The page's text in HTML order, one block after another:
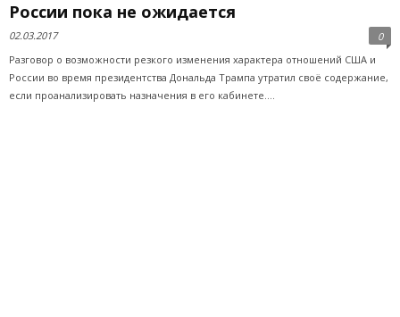
России пока не ожидается
02.03.2017
0
Разговор о возможности резкого изменения характера отношений США и
России во время президентства Дональда Трампа утратил своё содержание,
если проанализировать назначения в его кабинете....